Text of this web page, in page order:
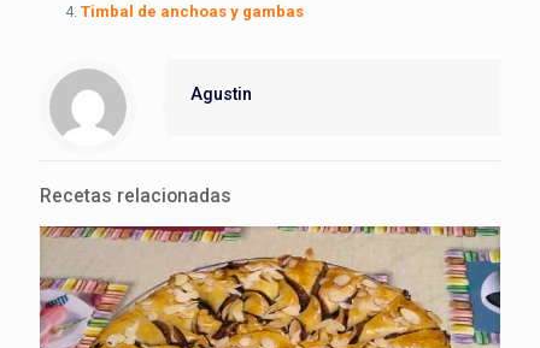
Timbal de anchoas y gambas
Agustin
Recetas relacionadas